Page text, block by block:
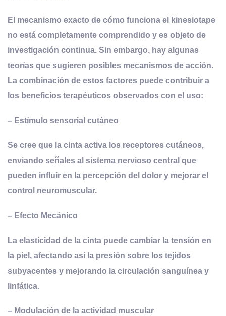
El mecanismo exacto de cómo funciona el kinesiotape
no está completamente comprendido y es objeto de
investigación continua. Sin embargo, hay algunas
teorías que sugieren posibles mecanismos de acción.
La combinación de estos factores puede contribuir a
los beneficios terapéuticos observados con el uso:
– Estímulo sensorial cutáneo
Se cree que la cinta activa los receptores cutáneos,
enviando señales al sistema nervioso central que
pueden influir en la percepción del dolor y mejorar el
control neuromuscular.
– Efecto Mecánico
La elasticidad de la cinta puede cambiar la tensión en
la piel, afectando así la presión sobre los tejidos
subyacentes y mejorando la circulación sanguínea y
linfática.
– Modulación de la actividad muscular